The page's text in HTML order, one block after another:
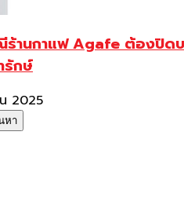
านกาแฟ Agafe ต้องปิดบ
รักษ์
2025